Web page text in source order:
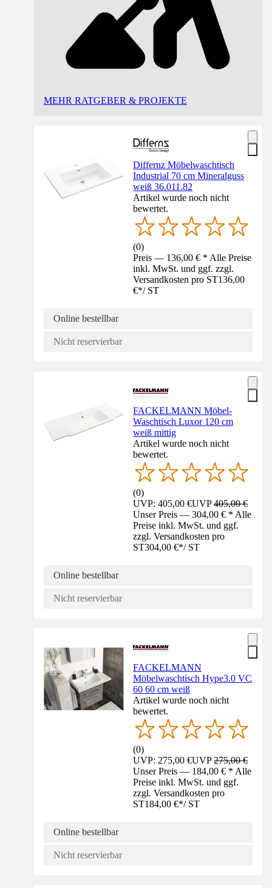
MEHR RATGEBER & PROJEKTE
Differnz Möbelwaschtisch
Industrial 70 cm Mineralguss
weiß 36.011.82
Artikel wurde noch nicht
bewertet.
(0)
Preis — 136,00 € * Alle Preise
inkl. MwSt. und ggf. zzgl.
Versandkosten pro ST136,00
€*/ ST
Online bestellbar
Nicht reservierbar
FACKELMANN Möbel-
Waschtisch Luxor 120 cm
weiß mittig
Artikel wurde noch nicht
bewertet.
(0)
UVP: 405,00 €UVP405,00 €
Unser Preis — 304,00 € * Alle
Preise inkl. MwSt. und ggf.
zzgl. Versandkosten pro
ST304,00 €*/ ST
Online bestellbar
Nicht reservierbar
FACKELMANN
Möbelwaschtisch Hype3.0 VC
60 60 cm weiß
Artikel wurde noch nicht
bewertet.
(0)
UVP: 275,00 €UVP275,00 €
Unser Preis — 184,00 € * Alle
Preise inkl. MwSt. und ggf.
zzgl. Versandkosten pro
ST184,00 €*/ ST
Online bestellbar
Nicht reservierbar